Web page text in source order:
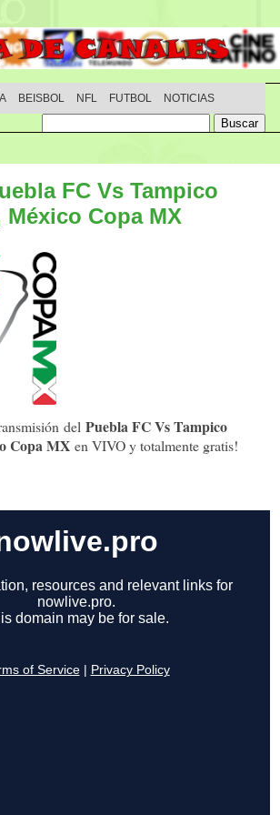
BEISBOL NFL FUTBOL NOTICIAS
FC Vs Tampico
México Copa MX
del Puebla FC Vs Tampico
Copa MX en VIVO y totalmente gratis!